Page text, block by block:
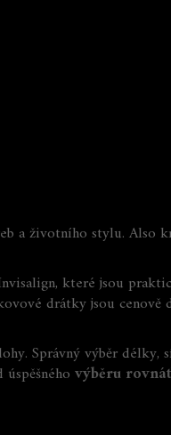
a životního stylu. Also
které jsou
drátky jsou cenově
. Správný výběr délky,
výběru